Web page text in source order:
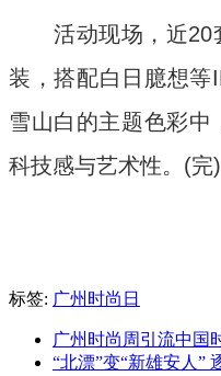
活动现场，近20
装，搭配白日臆想等
雪山白的主题色彩中
科技感与艺术性。(完)
标签: 广州时尚日
广州时尚周引流中国
“北漂”变“新雄安人”